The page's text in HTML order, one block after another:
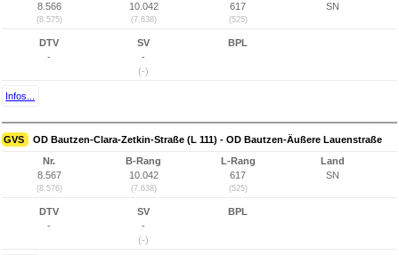
8.566
(8.575)
10.042
(7.638)
617
(525)
SN
DTV
-
SV
-
(-)
BPL
Infos...
GVS OD Bautzen-Clara-Zetkin-Straße (L 111) - OD Bautzen-Äußere Lauenstraße
Nr.
8.567
(8.576)
B-Rang
10.042
(7.638)
L-Rang
617
(525)
Land
SN
DTV
-
SV
-
(-)
BPL